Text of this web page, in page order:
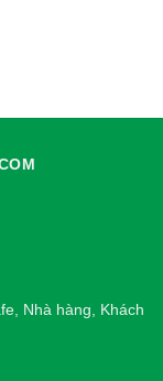
Nhà hàng, Khách